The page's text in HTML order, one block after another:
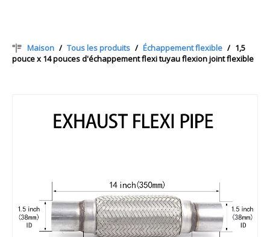
Maison / Tous les produits / Échappement flexible / 1,5
pouce x 14 pouces d'échappement flexi tuyau flexion joint flexible